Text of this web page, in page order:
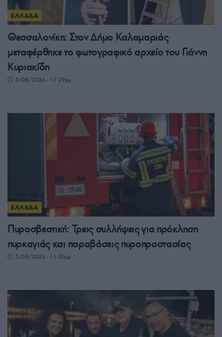
ΕΛΛΑΔΑ
Θεσσαλονίκη: Στον Δήμο Καλαμαριάς
μεταφέρθηκε το φωτογραφικό αρχείο του Γιάννη
Κυριακίδη
5/08/2026 - 11:29μμ
ΕΛΛΑΔΑ
Πυροσβεστική: Τρεις συλλήψεις για πρόκληση
πυρκαγιάς και παραβάσεις πυροπροστασίας
5/08/2026 - 11:00μμ